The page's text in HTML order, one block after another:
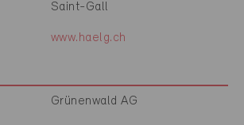
Saint-Gall
www.haelg.ch
Grünenwald AG